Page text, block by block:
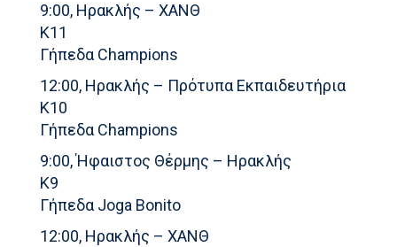
9:00, Ηρακλής – ΧΑΝΘ
Κ11
Γήπεδα Champions
12:00, Ηρακλής – Πρότυπα Εκπαιδευτήρια
K10
Γήπεδα Champions
9:00, Ήφαιστος Θέρμης – Ηρακλής
Κ9
Γήπεδα Joga Bonito
12:00, Ηρακλής – ΧΑΝΘ